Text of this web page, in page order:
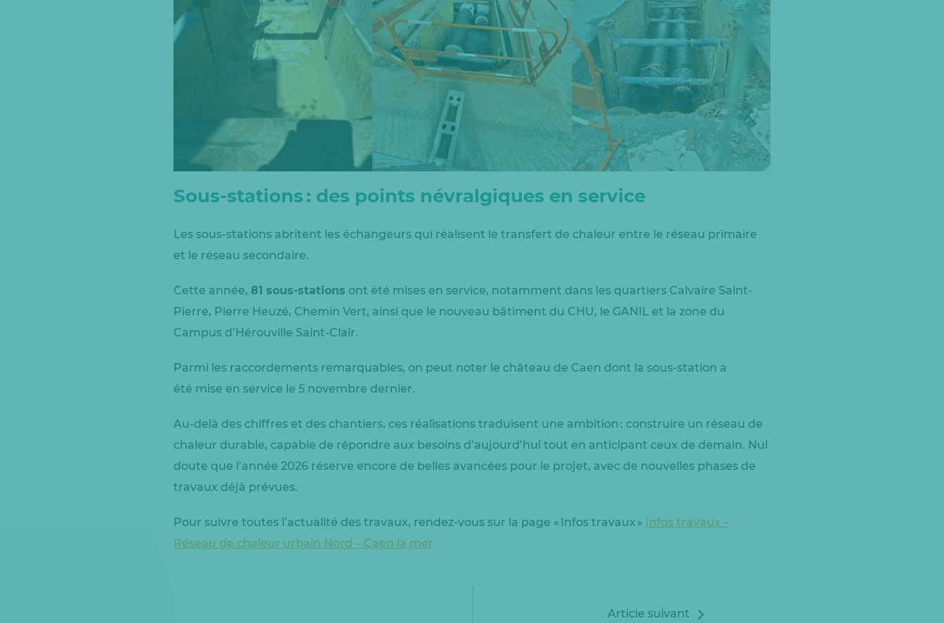
Sous-stations : des points névralgiques en service
Les sous-stations abritent les échangeurs qui réalisent le transfert de chaleur entre le réseau primaire
et le réseau secondaire.
Cette année, 81 sous-stations ont été mises en service, notamment dans les quartiers Calvaire Saint-
Pierre, Pierre Heuzé, Chemin Vert, ainsi que le nouveau bâtiment du CHU, le GANIL et la zone du
Campus d’Hérouville Saint-Clair.
Parmi les raccordements remarquables, on peut noter le château de Caen dont la sous-station a
été mise en service le 5 novembre dernier.
Au-delà des chiffres et des chantiers, ces réalisations traduisent une ambition : construire un réseau de
chaleur durable, capable de répondre aux besoins d’aujourd’hui tout en anticipant ceux de demain. Nul
doute que l’année 2026 réserve encore de belles avancées pour le projet, avec de nouvelles phases de
travaux déjà prévues.
Pour suivre toutes l’actualité des travaux, rendez-vous sur la page « Infos travaux » Infos travaux –
Réseau de chaleur urbain Nord – Caen la mer
Article suivant